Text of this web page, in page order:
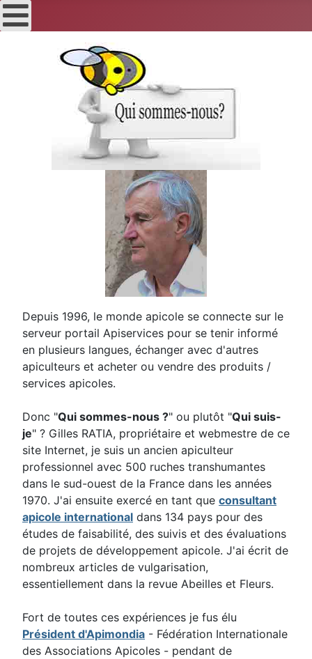
Depuis 1996, le monde apicole se connecte sur le
serveur portail Apiservices pour se tenir informé
en plusieurs langues, échanger avec d'autres
apiculteurs et acheter ou vendre des produits /
services apicoles.
Donc "Qui sommes-nous ?" ou plutôt "Qui suis-
je" ? Gilles RATIA, propriétaire et webmestre de ce
site Internet, je suis un ancien apiculteur
professionnel avec 500 ruches transhumantes
dans le sud-ouest de la France dans les années
1970. J'ai ensuite exercé en tant que consultant
apicole international dans 134 pays pour des
études de faisabilité, des suivis et des évaluations
de projets de développement apicole. J'ai écrit de
nombreux articles de vulgarisation,
essentiellement dans la revue Abeilles et Fleurs.
Fort de toutes ces expériences je fus élu
Président d'Apimondia - Fédération Internationale
des Associations Apicoles - pendant de